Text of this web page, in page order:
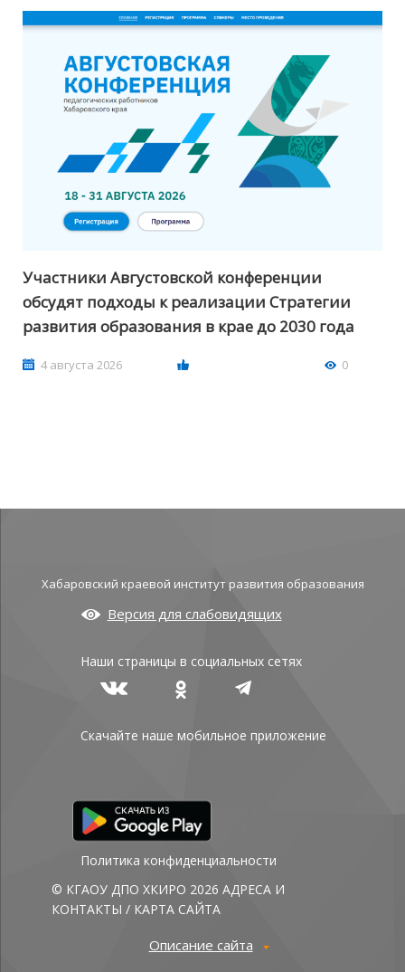
Участники Августовской конференции
обсудят подходы к реализации Стратегии
развития образования в крае до 2030 года
4 августа 2026 0
Хабаровский краевой институт развития образования
Версия для слабовидящих
Наши страницы в социальных сетях
Скачайте наше мобильное приложение
Политика конфиденциальности
© КГАОУ ДПО ХКИРО 2026 АДРЕСА И
КОНТАКТЫ / КАРТА САЙТА
Описание сайта